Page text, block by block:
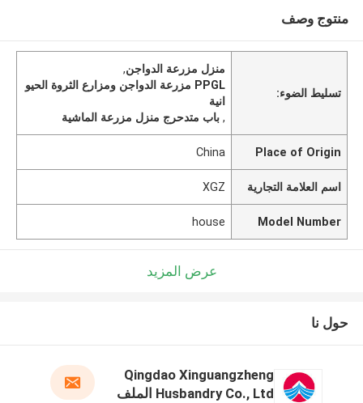
منتوج وصف
تسليط الضوء:
منزل مزرعة الدواجن,
PPGL مزرعة الدواجن ومزارع الثروة الحيو
انية
,باب متدحرج منزل مزرعة الماشية
Place of Origin
China
اسم العلامة التجارية XGZ
Model Number
house
عرض المزيد
حول نا
Qingdao Xinguangzheng
Husbandry Co., Ltd الملف